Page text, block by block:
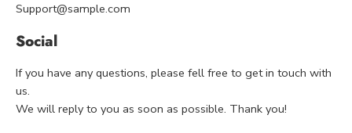
Support@sample.com
Social
If you have any questions, please fell free to get in touch with
us.
We will reply to you as soon as possible. Thank you!